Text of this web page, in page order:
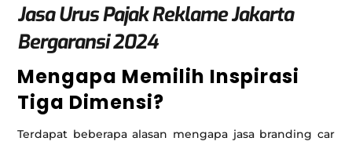
Jasa Urus Pajak Reklame Jakarta
Bergaransi 2024
Mengapa Memilih Inspirasi
Tiga Dimensi?
Terdapat beberapa alasan mengapa jasa branding car